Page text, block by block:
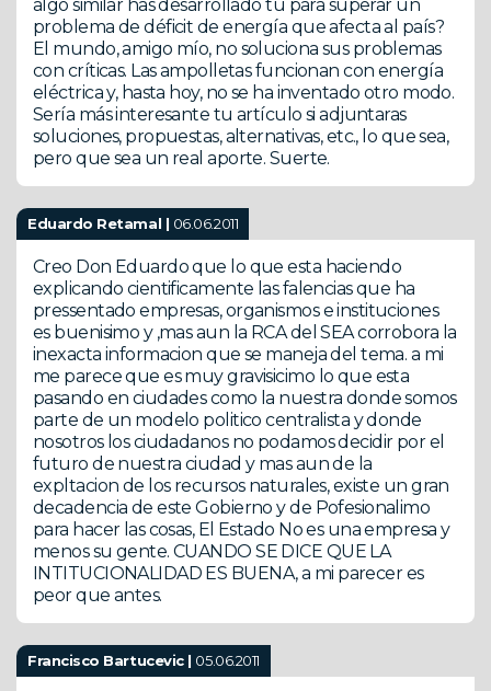
algo similar has desarrollado tú para superar un
problema de déficit de energía que afecta al país?
El mundo, amigo mío, no soluciona sus problemas
con críticas. Las ampolletas funcionan con energía
eléctrica y, hasta hoy, no se ha inventado otro modo.
Sería más interesante tu artículo si adjuntaras
soluciones, propuestas, alternativas, etc., lo que sea,
pero que sea un real aporte. Suerte.
Eduardo Retamal | 06.06.2011
Creo Don Eduardo que lo que esta haciendo
explicando cientificamente las falencias que ha
pressentado empresas, organismos e instituciones
es buenisimo y ,mas aun la RCA del SEA corrobora la
inexacta informacion que se maneja del tema. a mi
me parece que es muy gravisicimo lo que esta
pasando en ciudades como la nuestra donde somos
parte de un modelo politico centralista y donde
nosotros los ciudadanos no podamos decidir por el
futuro de nuestra ciudad y mas aun de la
expltacion de los recursos naturales, existe un gran
decadencia de este Gobierno y de Pofesionalimo
para hacer las cosas, El Estado No es una empresa y
menos su gente. CUANDO SE DICE QUE LA
INTITUCIONALIDAD ES BUENA, a mi parecer es
peor que antes.
Francisco Bartucevic | 05.06.2011